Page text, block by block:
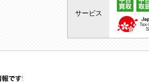
サービス